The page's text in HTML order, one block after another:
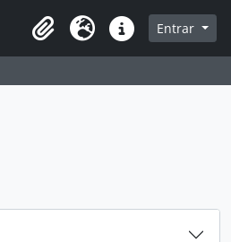
Idioma Atalhos Entrar